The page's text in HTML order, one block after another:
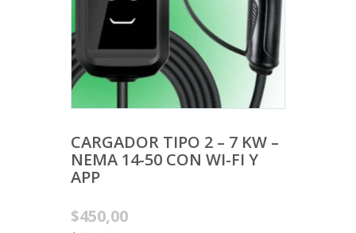
CARGADOR TIPO 2 – 7 KW –
NEMA 14-50 CON WI-FI Y
APP
Original
$450,00